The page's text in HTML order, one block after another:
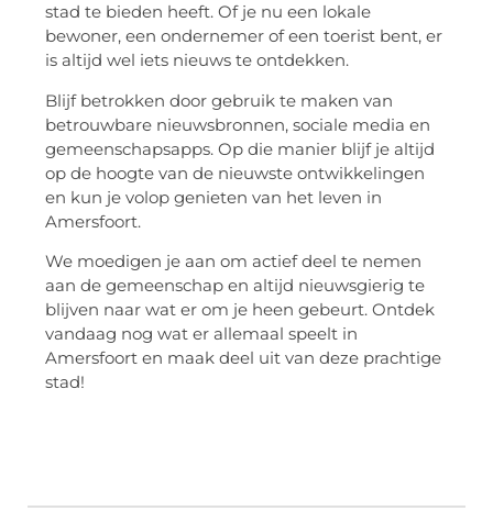
stad te bieden heeft. Of je nu een lokale
bewoner, een ondernemer of een toerist bent, er
is altijd wel iets nieuws te ontdekken.
Blijf betrokken door gebruik te maken van
betrouwbare nieuwsbronnen, sociale media en
gemeenschapsapps. Op die manier blijf je altijd
op de hoogte van de nieuwste ontwikkelingen
en kun je volop genieten van het leven in
Amersfoort.
We moedigen je aan om actief deel te nemen
aan de gemeenschap en altijd nieuwsgierig te
blijven naar wat er om je heen gebeurt. Ontdek
vandaag nog wat er allemaal speelt in
Amersfoort en maak deel uit van deze prachtige
stad!